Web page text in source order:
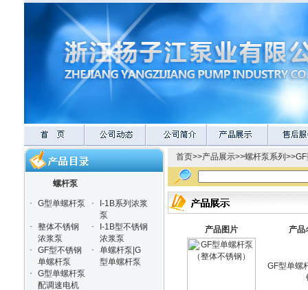
螺杆泵
·
G型单螺杆泵 ·
I-1B系列浓浆
泵
·
整体不锈钢
浓浆泵
·
I-1B型不锈钢
浓浆泵
·
GF型不锈钢
单螺杆泵
·
单螺杆泵|G
型单螺杆泵
·
G型单螺杆泵
配调速电机
首页>>产品展示>>螺杆泵系列 >>
产品图片 产品
GF型单螺